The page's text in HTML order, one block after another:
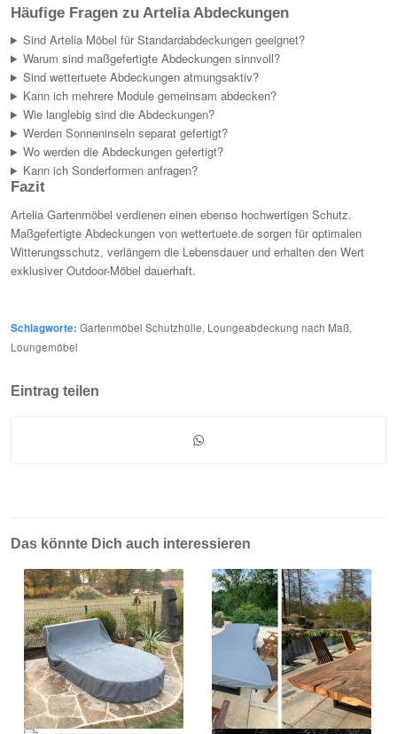
Häufige Fragen zu Artelia Abdeckungen
Sind Artelia Möbel für Standardabdeckungen geeignet?
Warum sind maßgefertigte Abdeckungen sinnvoll?
Sind wettertuete Abdeckungen atmungsaktiv?
Kann ich mehrere Module gemeinsam abdecken?
Wie langlebig sind die Abdeckungen?
Werden Sonneninseln separat gefertigt?
Wo werden die Abdeckungen gefertigt?
Kann ich Sonderformen anfragen?
Fazit
Artelia Gartenmöbel verdienen einen ebenso hochwertigen Schutz.
Maßgefertigte Abdeckungen von wettertuete.de sorgen für optimalen
Witterungsschutz, verlängern die Lebensdauer und erhalten den Wert
exklusiver Outdoor-Möbel dauerhaft.
Schlagworte: Gartenmöbel Schutzhülle, Loungeabdeckung nach Maß,
Loungemöbel
Eintrag teilen
Das könnte Dich auch interessieren